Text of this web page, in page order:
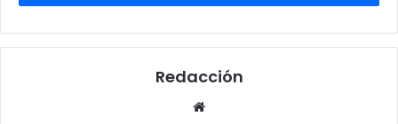
duelo. “Ruego a Dios y a la Virgen que le den resignación
y fuerza a su familia en este momento tan difícil”, añadió.
Con afecto, cerró su mensaje con una frase que resuena
entre quienes la conocieron en vida: “
Redacción